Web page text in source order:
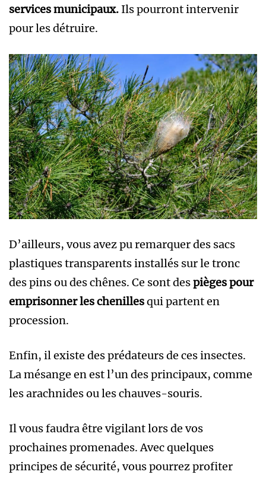
services municipaux. Ils pourront intervenir
pour les détruire.
D’ailleurs, vous avez pu remarquer des sacs
plastiques transparents installés sur le tronc
des pins ou des chênes. Ce sont despièges pour
emprisonner les chenillesqui partent en
procession.
Enfin, il existe des prédateurs de ces insectes.
La mésange en est l’un des principaux, comme
les arachnides ou les chauves-souris.
Il vous faudra être vigilant lors de vos
prochaines promenades. Avec quelques
principes de sécurité, vous pourrez profiter